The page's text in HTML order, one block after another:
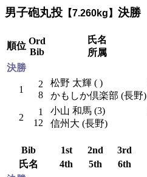
男子砲丸投 【7.260kg】 決勝
順位 Ord
Bib
氏名
所属
決勝
1
2
8
松野 太輝 ( )
かもしか倶楽部 (長野)
2
1
12
小山 和馬 (3)
信州大 (長野)
Bib 1st 2nd
3rd
氏名
4th 5th
6th